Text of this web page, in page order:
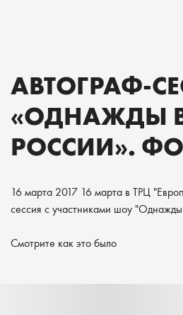
АВТОГРАФ-
«ОДНАЖДЫ
РОССИИ».
16 марта 2017 16 марта в ТРЦ
сессия с участниками шоу
Смотрите как это было